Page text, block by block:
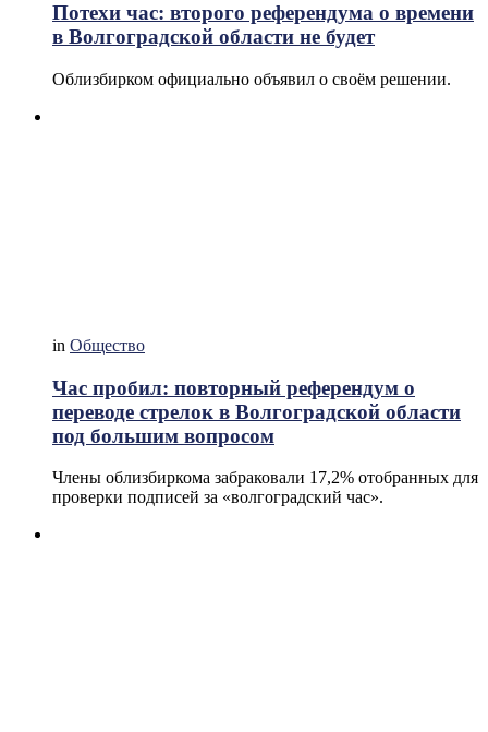
Потехи час: второго референдума о времени
в Волгоградской области не будет
Облизбирком официально объявил о своём решении.
in Общество
Час пробил: повторный референдум о
переводе стрелок в Волгоградской области
под большим вопросом
Члены облизбиркома забраковали 17,2% отобранных для
проверки подписей за «волгоградский час».